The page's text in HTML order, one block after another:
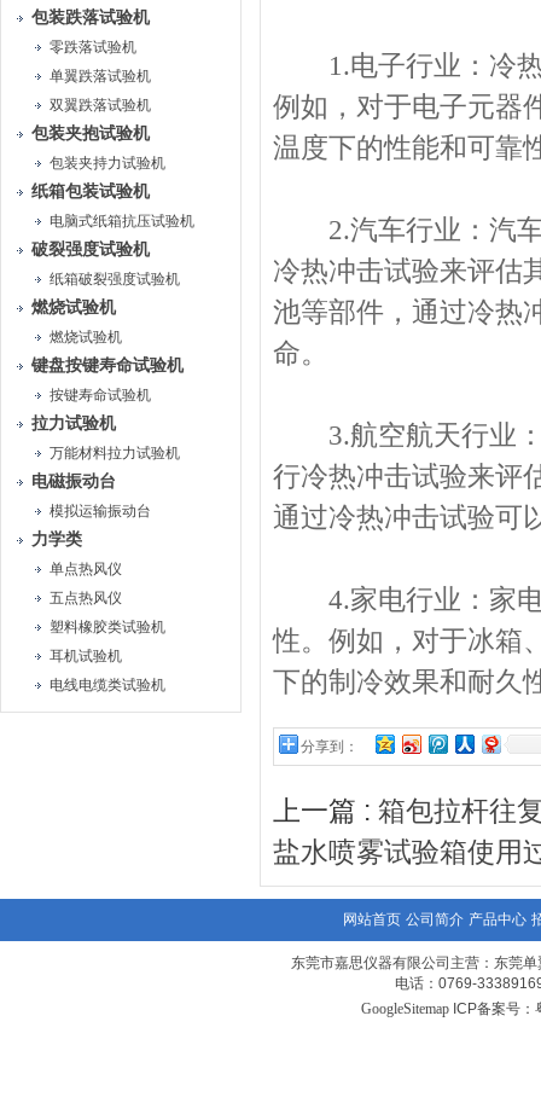
包装跌落试验机
零跌落试验机
单翼跌落试验机
双翼跌落试验机
包装夹抱试验机
包装夹持力试验机
纸箱包装试验机
电脑式纸箱抗压试验机
破裂强度试验机
纸箱破裂强度试验机
燃烧试验机
燃烧试验机
键盘按键寿命试验机
按键寿命试验机
拉力试验机
万能材料拉力试验机
电磁振动台
模拟运输振动台
力学类
单点热风仪
五点热风仪
塑料橡胶类试验机
耳机试验机
电线电缆类试验机
1.电子行业：冷热
例如，对于电子元器
温度下的性能和可靠
2.汽车行业：汽车
冷热冲击试验来评估
池等部件，通过冷热
命。
3.航空航天行业：
行冷热冲击试验来评
通过冷热冲击试验可
4.家电行业：家电
性。例如，对于冰箱
下的制冷效果和耐久
分享到：
上一篇 : 箱包拉杆往
盐水喷雾试验箱使用
网站首页 公司简介 产品中心
东莞市嘉思仪器有限公司主营：东莞
电话：0769-
GoogleSitemap ICP备案号：